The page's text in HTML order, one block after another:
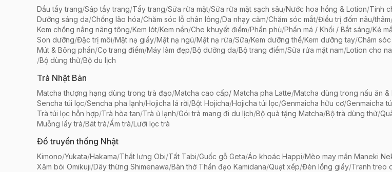
Dầu tẩy trang/Sáp tẩy trang/Tẩy trang/Sữa rửa mặt/Sữa rửa mặt sạch sâu/Nước hoa hồng & Lotion/Tinh
Dưỡng sáng da/Chống lão hóa/Chăm sóc lỗ chân lông/Da nhạy cảm/Chăm sóc mắt/Điều trị đốm nâu/thâm
Kem chống nắng nâng tông/Kem lót/Kem nền/Che khuyết điểm/Phấn phủ/Phấn má / Khối / Bắt sáng/Kẻ
Son dưỡng/Đặc trị môi/Mặt nạ giấy/Mặt nạ ngủ/Mặt nạ rửa/Sữa/Kem dưỡng thể/Kem dưỡng tay/Chăm
Mút & Bông phấn/Cọ trang điểm/Máy làm đẹp/Bộ dưỡng da/Bộ trang điểm/Sữa rửa mặt nam/Lotion cho
/Bộ dùng thử/Bộ du lịch
Trà Nhật Bản
Matcha thượng hạng dùng trong trà đạo/Matcha cao cấp/ Matcha pha Latte/Matcha dùng trong nấu ăn &
Sencha túi lọc/Sencha pha lạnh/Hojicha lá rời/Bột Hojicha/Hojicha túi lọc/Genmaicha hữu cơ/Genmaicha
Trà túi lọc hỗn hợp/Trà hòa tan/Trà ủ lạnh/Gói trà mang đi du lịch/Bộ quà tặng Matcha/Bộ trà dùng thử/
Muỗng lấy trà/Bát trà/Ấm trà/Lưới lọc trà
Đồ truyền thống Nhật
Kimono/Yukata/Hakama/Thắt lưng Obi/Tất Tabi/Guốc gỗ Geta/Áo khoác Happi/Mèo may mắn Maneki
Xăm bói Omikuji/Dây thừng Shimenawa/Bàn thờ Thần đạo Kamidana/Quạt xếp/Đèn lồng giấy/Tranh treo